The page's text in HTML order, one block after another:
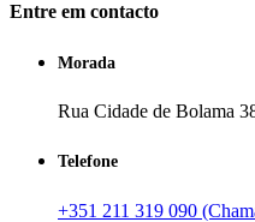
Entre em contacto
Morada
Rua Cidade de Bolama
Telefone
+351 211 319 090